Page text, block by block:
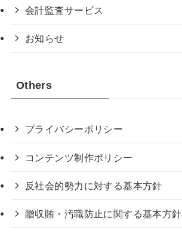
会計監査サービス
お知らせ
Others
プライバシーポリシー
コンテンツ制作ポリシー
反社会的勢力に対する基本方針
贈収賄・汚職防止に関する基本方針